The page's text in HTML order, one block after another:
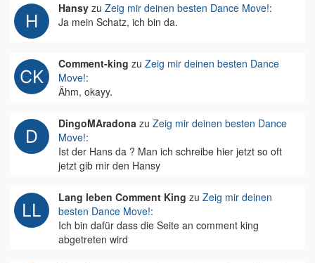
Hansy zu Zeig mir deinen besten Dance Move!:
Ja mein Schatz, ich bin da.
Comment-king zu Zeig mir deinen besten Dance
Move!:
Ähm, okayy.
DingoMAradona zu Zeig mir deinen besten Dance
Move!:
Ist der Hans da ? Man ich schreibe hier jetzt so oft
jetzt gib mir den Hansy
Lang leben Comment King zu Zeig mir deinen
besten Dance Move!:
Ich bin dafür dass die Seite an comment king
abgetreten wird